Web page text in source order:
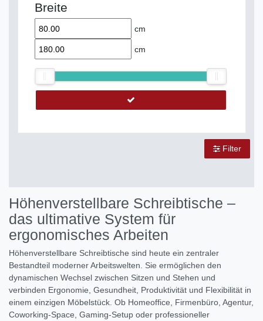
Breite
cm
cm
Filter
Höhenverstellbare Schreibtische –
das ultimative System für
ergonomisches Arbeiten
Höhenverstellbare Schreibtische sind heute ein zentraler
Bestandteil moderner Arbeitswelten. Sie ermöglichen den
dynamischen Wechsel zwischen Sitzen und Stehen und
verbinden Ergonomie, Gesundheit, Produktivität und Flexibilität in
einem einzigen Möbelstück. Ob Homeoffice, Firmenbüro, Agentur,
Coworking-Space, Gaming-Setup oder professioneller